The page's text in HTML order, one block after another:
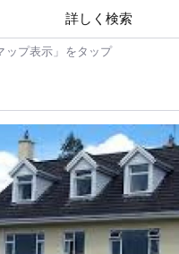
詳しく検索
プ表示」をタップ